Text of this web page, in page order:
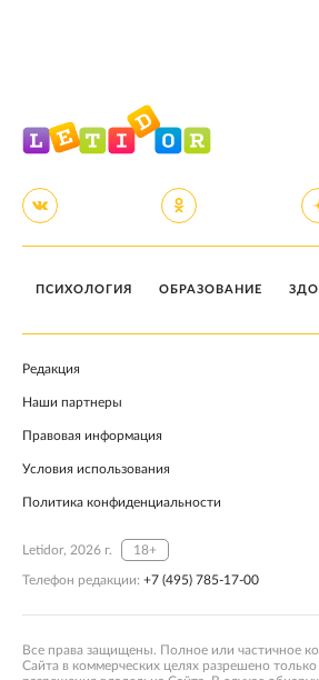
ПСИХОЛОГИЯ ОБРАЗОВАНИЕ
Редакция
Наши партнеры
Правовая информация
Условия использования
Политика конфиденциальности
Letidor, 2026 г. 18+
Телефон редакции: +7 (495) 785-17-00
Все права защищены. Полное или частичное
Сайта в коммерческих целях разрешено